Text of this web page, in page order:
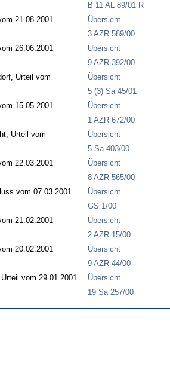
B 11 AL 89/01 R
21.08.2001
Übersicht
3 AZR 589/00
26.06.2001
Übersicht
9 AZR 392/00
Urteil vom
Übersicht
5 (3) Sa 45/01
15.05.2001
Übersicht
1 AZR 672/00
Urteil vom
Übersicht
5 Sa 403/00
22.03.2001
Übersicht
8 AZR 565/00
vom 07.03.2001
Übersicht
GS 1/00
21.02.2001
Übersicht
2 AZR 15/00
20.02.2001
Übersicht
9 AZR 44/00
vom 29.01.2001
Übersicht
19 Sa 257/00